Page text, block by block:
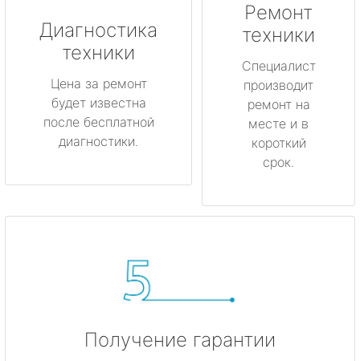
Диагностика
техники
Цена за ремонт
будет известна
после бесплатной
диагностики.
Ремонт
техники
Специалист
производит
ремонт на
месте и в
короткий
срок.
Получение гарантии